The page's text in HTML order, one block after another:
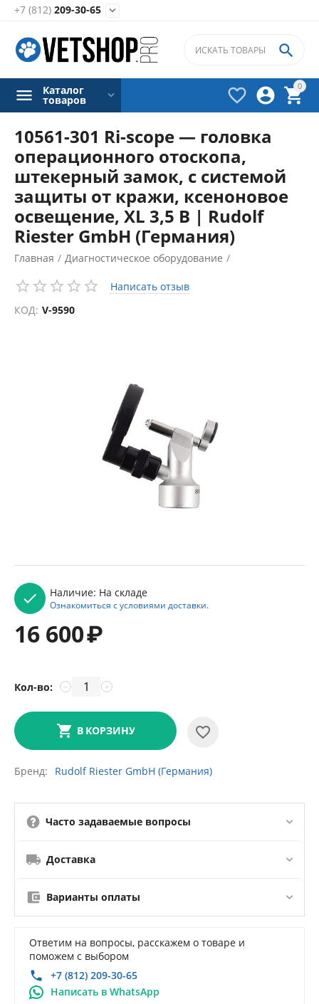
+7 (812) 209-30-65 
0




Каталог
товаров
10561-301 Ri-scope — головка
операционного отоскопа,
штекерный замок, с системой
защиты от кражи, ксеноновое
освещение, XL 3,5 В | Rudolf
Riester GmbH (Германия)
Главная / Диагностическое оборудование /
Диагностические наборы /
Аксессуары для диагностических наборов
Написать отзыв
КОД: V-9590
Наличие: На складе
Ознакомиться с условиями доставки.
16 600₽
Кол-во: +
−
В КОРЗИНУ
Бренд Rudolf Riester GmbH (Германия)
Часто задаваемые вопросы
Доставка
Варианты оплаты
Ответим на вопросы, расскажем о товаре и
поможем с выбором
+7 (812) 209-30-65
Написать в WhatsApp